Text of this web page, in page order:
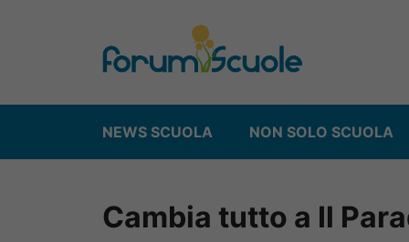
NEWS SCUOLA NON SOLO SCUOLA
Cambia tutto a Il